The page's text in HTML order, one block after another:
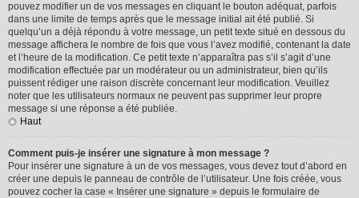
pouvez modifier un de vos messages en cliquant le bouton adéquat, parfois
dans une limite de temps après que le message initial ait été publié. Si
quelqu’un a déjà répondu à votre message, un petit texte situé en dessous du
message affichera le nombre de fois que vous l’avez modifié, contenant la date
et l’heure de la modification. Ce petit texte n’apparaîtra pas s’il s’agit d’une
modification effectuée par un modérateur ou un administrateur, bien qu’ils
puissent rédiger une raison discrète concernant leur modification. Veuillez
noter que les utilisateurs normaux ne peuvent pas supprimer leur propre
message si une réponse a été publiée.
Haut
Comment puis-je insérer une signature à mon message ?
Pour insérer une signature à un de vos messages, vous devez tout d’abord en
créer une depuis le panneau de contrôle de l’utilisateur. Une fois créée, vous
pouvez cocher la case « Insérer une signature » depuis le formulaire de